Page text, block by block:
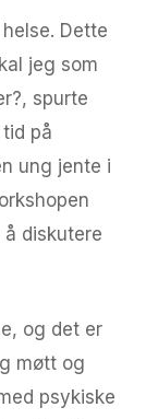
Dette
jeg som
spurte
på
ung jente i
diskutere
og det er
møtt og
psykiske